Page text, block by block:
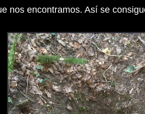
nos encontramos. Así se